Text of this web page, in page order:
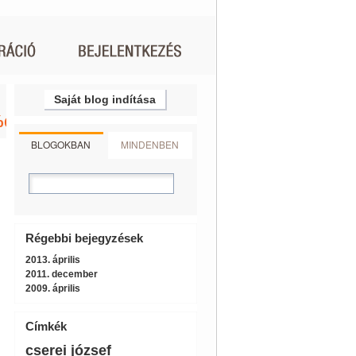
Saját blog indítása
BLOGOKBAN MINDENBEN
Régebbi bejegyzések
2013. április
2011. december
2009. április
Címkék
cserei józsef